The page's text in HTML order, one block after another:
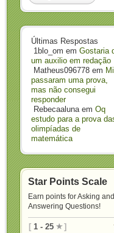
Últimas Respostas
1blo_om em Gostaria
um auxilio em redação
Matheus096778 em
passaram uma prova,
mas não consegui
responder
Rebecaalunaem Oq
estudo para a prova
olimpíadas de
matemática
Star Points Scale
Earn points for Asking and
Answering Questions!
[ 1 - 25 ]